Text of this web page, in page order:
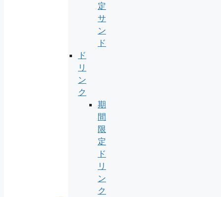
定
サ
ン
ド
ド
リ
ン
ク
期
間
限
定
ド
リ
ン
ク